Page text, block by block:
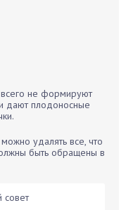
не формируют
дают плодоносные
удалять все, что
быть обращены в
совет